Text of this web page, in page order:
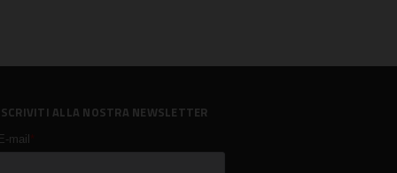
ALLA NOSTRA NEWSLETTER